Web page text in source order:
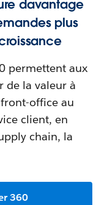
davantage
plus
permettent aux
de la valeur à
office au
client, en
chain, la
360